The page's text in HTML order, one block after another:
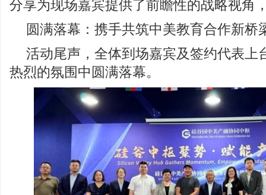
分享为现场嘉宾提供了前瞻性的战略视角
圆满落幕：携手共筑中美教育合作新桥
活动尾声，全体到场嘉宾及签约代表上
热烈的氛围中圆满落幕。